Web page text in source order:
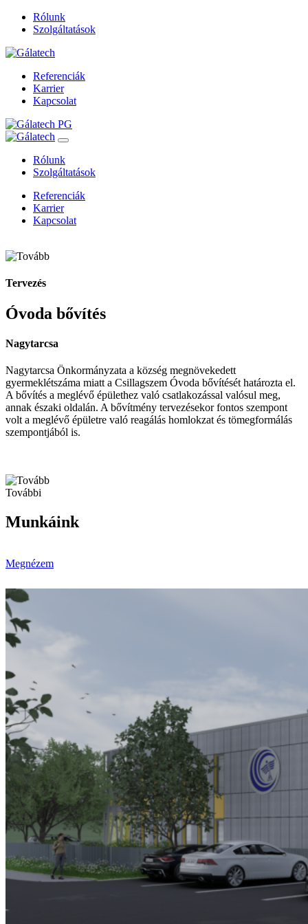
Rólunk
Szolgáltatások
Referenciák
Karrier
Kapcsolat
Rólunk
Szolgáltatások
Referenciák
Karrier
Kapcsolat
Tervezés
Óvoda bővítés
Nagytarcsa
Nagytarcsa Önkormányzata a község megnövekedett
gyermeklétszáma miatt a Csillagszem Óvoda bővítését határozta el.
A bővítés a meglévő épülethez való csatlakozással valósul meg,
annak északi oldalán. A bővítmény tervezésekor fontos szempont
volt a meglévő épületre való reagálás homlokzat és tömegformálás
szempontjából is.
További
Munkáink
Megnézem